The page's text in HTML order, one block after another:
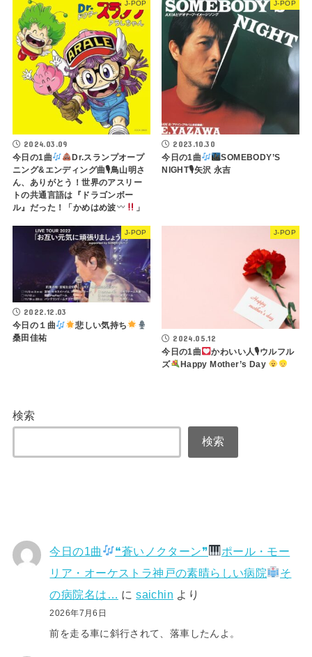
J-POP
2024.03.09
今日の1曲
Dr.スランプオープ
ニング&エンディング曲🎙鳥山明さ
ん、ありがとう！世界のアスリー
トの共通言語は『ドラゴンボー
ル』だった！「かめはめ波
」
J-POP
2023.10.30
今日の1曲
SOMEBODY’S
NIGHT🎙矢沢 永吉
J-POP
2022.12.03
今日の１曲
悲しい気持ち
桑田佳祐
J-POP
2024.05.12
今日の1曲
かわいい人🎙ウルフル
ズ
Happy Mother’s Day
検索
検索
今日の1曲 ❝蒼いノクターン❞
ポール・モー
リア・オーケストラ神戸の素晴らしい病院
そ
の病院名は… にsaichin より
2026年7月6日
前を走る車に斜行されて、落車したんよ。